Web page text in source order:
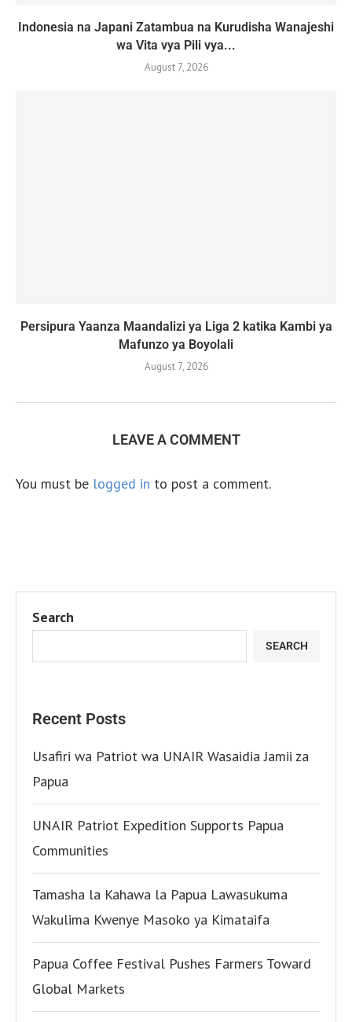
Indonesia na Japani Zatambua na Kurudisha Wanajeshi
wa Vita vya Pili vya...
August 7, 2026
Persipura Yaanza Maandalizi ya Liga 2 katika Kambi ya
Mafunzo ya Boyolali
August 7, 2026
LEAVE A COMMENT
You must be logged in to post a comment.
Search
SEARCH
Recent Posts
Usafiri wa Patriot wa UNAIR Wasaidia Jamii za
Papua
UNAIR Patriot Expedition Supports Papua
Communities
Tamasha la Kahawa la Papua Lawasukuma
Wakulima Kwenye Masoko ya Kimataifa
Papua Coffee Festival Pushes Farmers Toward
Global Markets